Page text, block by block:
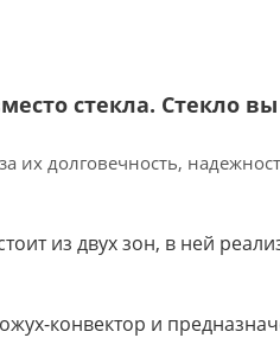
стекла. Стекло
долговечность,
из двух зон, в ней
конвектор и